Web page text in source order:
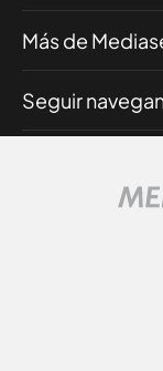
Más de
Seguir